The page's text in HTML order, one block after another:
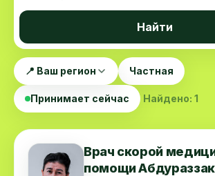
Найти
📍 Ваш регион Частная
Принимает сейчас Найдено: 1
Врач скорой
помощи